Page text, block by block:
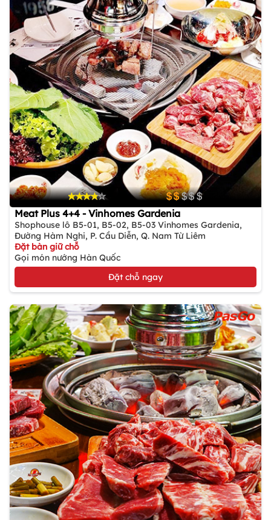
Meat Plus 4+4 - Vinhomes Gardenia
Shophouse lô B5-01, B5-02, B5-03 Vinhomes Gardenia,
Đường Hàm Nghi, P. Cầu Diễn, Q. Nam Từ Liêm
Đặt bàn giữ chỗ
Gọi món nướng Hàn Quốc
Đặt chỗ ngay